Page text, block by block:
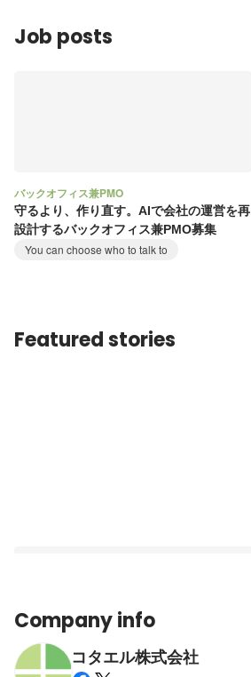
Job posts
バックオフィス兼PMO
守るより、作り直す。AIで会社の運営を再
設計するバックオフィス兼PMO募集
You can choose who to talk to
Featured stories
「アウェイでもがく。でも楽しい。」コタ
Company info
コタエル株式会社